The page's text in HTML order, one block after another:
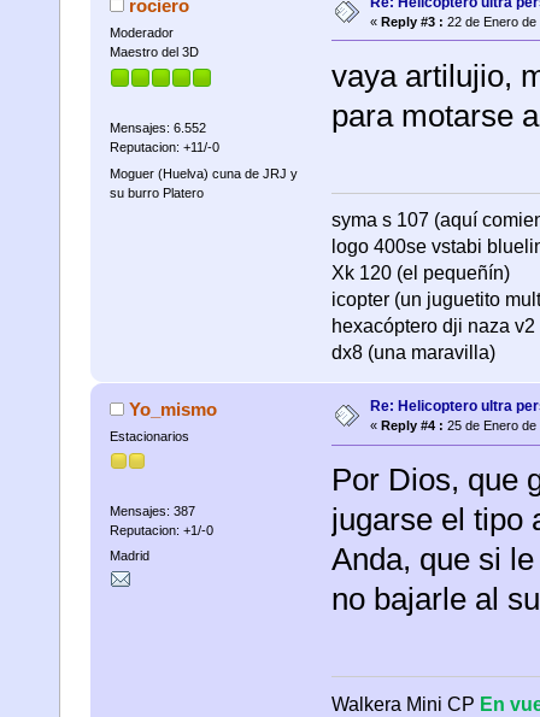
rociero
Moderador
Maestro del 3D
Mensajes: 6.552
Reputacion: +11/-0
Moguer (Huelva) cuna de JRJ y
su burro Platero
« Reply #3 : 22 de Enero
vaya artilujio,
para motarse
syma s 107 (aquí
logo 400se vstabi
Xk 120 (el pequeñín)
icopter (un juguetito
hexacóptero dji naza
dx8 (una maravilla)
Yo_mismo
Estacionarios
Mensajes: 387
Reputacion: +1/-0
Madrid
Re: Helicoptero ultra
« Reply #4 : 25 de Enero
Por Dios, que
jugarse el tipo
Anda, que si
no bajarle al
Walkera Mini CP En